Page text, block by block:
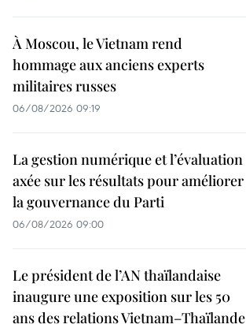
À Moscou, le Vietnam rend
hommage aux anciens experts
militaires russes
06/08/2026 09:19
La gestion numérique et l’évaluation
axée sur les résultats pour améliorer
la gouvernance du Parti
06/08/2026 09:00
Le président de l’AN thaïlandaise
inaugure une exposition sur les 50
ans des relations Vietnam–Thaïlande